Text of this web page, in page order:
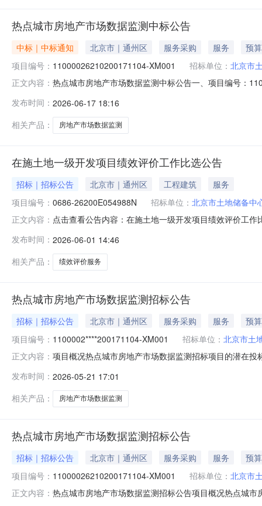
热点城市房地产市场数据监测中标公告
中标｜中标通知 北京市｜通州区 服务采购 服务
预
项目编号： 11000026210200171104-XM001 招标单位： 北京市
正文内容： 热点城市房地产市场数据监测中标公告一、项目编号：
629中标金额：55万元供应商名称供应商地址统一信用
发布时间： 2026-06-17 18:16
相关产品：
房地产市场数据监测
在施土地一级开发项目绩效评价工作比选公告
招标｜招标公告 北京市｜通州区 工程建筑
服务
项目编号： 0686-26200E054988N 招标单位： 北京市土地储备中
正文内容： 点击查看公告内容：在施土地一级开发项目绩效评价工作
发布时间： 2026-06-01 14:46
相关产品：
绩效评价服务
热点城市房地产市场数据监测招标公告
招标｜招标公告 北京市｜通州区 服务采购 服务
预
项目编号： 1100002****200171104-XM001 招标单位： 北京市土
正文内容： 项目概况热点城市房地产市场数据监测招标项目的潜在
包预算金额（万元）数量简要技术需求或服务要求01热
限
发布时间： 2026-05-21 17:01
相关产品：
房地产市场数据监测
热点城市房地产市场数据监测招标公告
招标｜招标公告 北京市｜通州区 服务采购 服务
预
项目编号： 11000026210200171104-XM001 招标单位： 北京市
正文内容： 热点城市房地产市场数据监测招标公告项目概况热点城